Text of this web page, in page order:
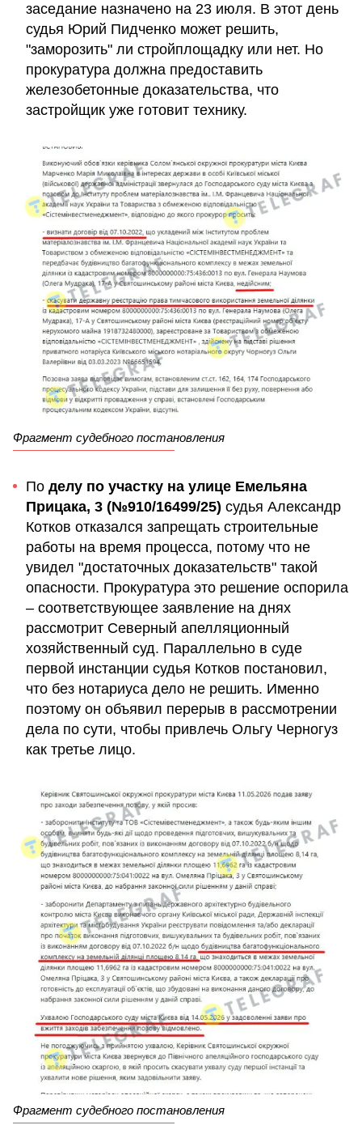
заседание назначено на 23 июля. В этот день
судья Юрий Пидченко может решить,
"заморозить" ли стройплощадку или нет. Но
прокуратура должна предоставить
железобетонные доказательства, что
застройщик уже готовит технику.
Фрагмент судебного постановления
По делу по участку на улице Емельяна
Прицака, 3 (№910/16499/25) судья Александр
Котков отказался запрещать строительные
работы на время процесса, потому что не
увидел "достаточных доказательств" такой
опасности. Прокуратура это решение оспорила
– соответствующее заявление на днях
рассмотрит Северный апелляционный
хозяйственный суд. Параллельно в суде
первой инстанции судья Котков постановил,
что без нотариуса дело не решить. Именно
поэтому он объявил перерыв в рассмотрении
дела по сути, чтобы привлечь Ольгу Черногуз
как третье лицо.
Фрагмент судебного постановления